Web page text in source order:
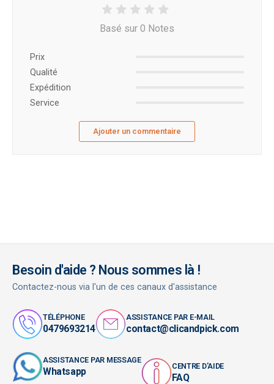
Basé sur 0 Notes
Prix ​​
Qualité
Expédition
Service
Ajouter un commentaire
Besoin d'aide ? Nous sommes là !
Contactez-nous via l'un de ces canaux d'assistance
TÉLÉPHONE
0479693214
ASSISTANCE PAR E-MAIL
contact@clicandpick.com
ASSISTANCE PAR MESSAGE
Whatsapp CENTRE D'AIDE
FAQ